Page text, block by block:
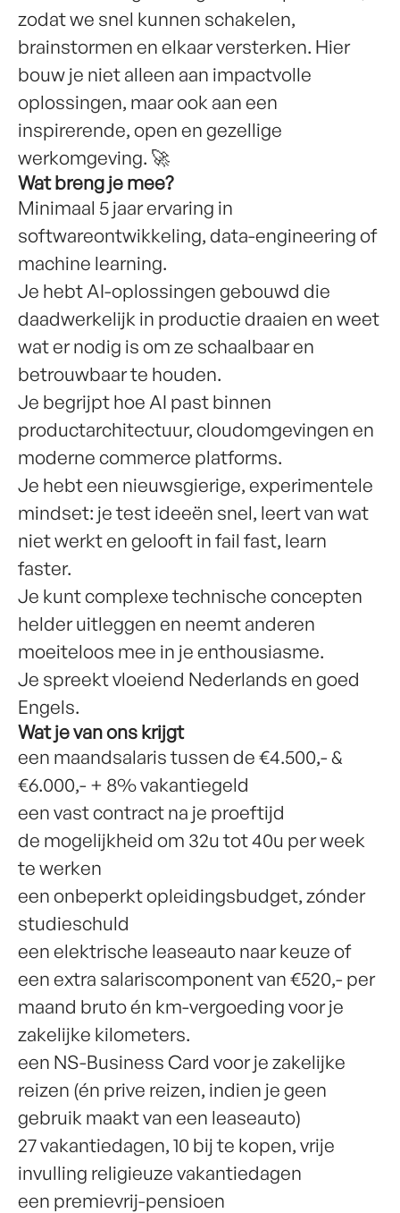
zodat we snel kunnen schakelen,
brainstormen en elkaar versterken. Hier
bouw je niet alleen aan impactvolle
oplossingen, maar ook aan een
inspirerende, open en gezellige
werkomgeving. 🚀
Wat breng je mee?
Minimaal 5 jaar ervaring in
softwareontwikkeling, data-engineering of
machine learning.
Je hebt AI-oplossingen gebouwd die
daadwerkelijk in productie draaien en weet
wat er nodig is om ze schaalbaar en
betrouwbaar te houden.
Je begrijpt hoe AI past binnen
productarchitectuur, cloudomgevingen en
moderne commerce platforms.
Je hebt een nieuwsgierige, experimentele
mindset: je test ideeën snel, leert van wat
niet werkt en gelooft in fail fast, learn
faster.
Je kunt complexe technische concepten
helder uitleggen en neemt anderen
moeiteloos mee in je enthousiasme.
Je spreekt vloeiend Nederlands en goed
Engels.
Wat je van ons krijgt
een maandsalaris tussen de €4.500,- &
€6.000,- + 8% vakantiegeld
een vast contract na je proeftijd
de mogelijkheid om 32u tot 40u per week
te werken
een onbeperkt opleidingsbudget, zónder
studieschuld
een elektrische leaseauto naar keuze of
een extra salariscomponent van €520,- per
maand bruto én km-vergoeding voor je
zakelijke kilometers.
een NS-Business Card voor je zakelijke
reizen (én prive reizen, indien je geen
gebruik maakt van een leaseauto)
27 vakantiedagen, 10 bij te kopen, vrije
invulling religieuze vakantiedagen
een premievrij-pensioen